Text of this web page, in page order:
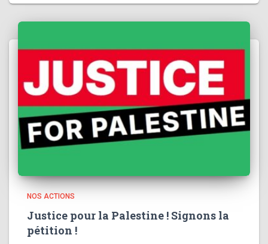
NOS ACTIONS
Justice pour la Palestine ! Signons la
pétition !